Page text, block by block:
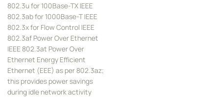
802.3u for 100Base-TX IEEE
802.3ab for 1000Base-T IEEE
802.3x for Flow Control IEEE
802.3af Power Over Ethernet
IEEE 802.3at Power Over
Ethernet Energy Efficient
Ethernet (EEE) as per 802.3az;
this provides power savings
during idle network activity